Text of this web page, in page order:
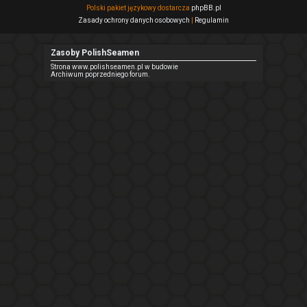
Polski pakiet językowy dostarcza phpBB.pl
Zasady ochrony danych osobowych
Regulamin
Zasoby PolishSeamen
Strona www.polishseamen.pl w budowie
Archiwum poprzedniego forum.